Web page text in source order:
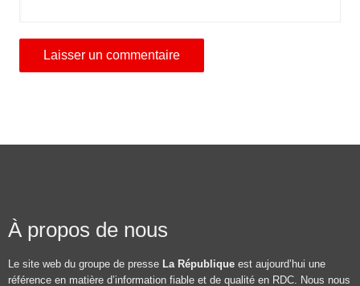
À propos de nous
Le site web du groupe de presse La République est aujourd’hui une
référence en matière d’information fiable et de qualité en RDC. Nous nous